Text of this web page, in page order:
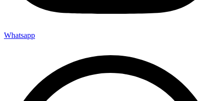
Whatsapp